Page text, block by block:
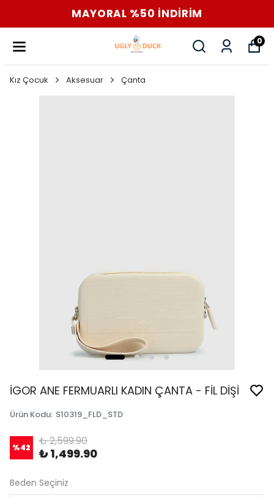
MAYORAL %50 İNDİRİM
0
Kız Çocuk Aksesuar Çanta
İGOR ANE FERMUARLI KADIN ÇANTA - FİL DİŞİ
Ürün Kodu: S10319_FLD_STD
%42 ₺ 2,599.90
₺ 1,499.90
Beden Seçiniz